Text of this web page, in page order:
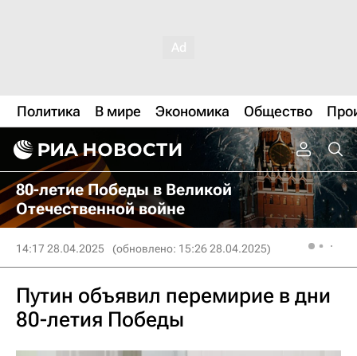
Политика В мире Экономика Общество
80-летие Победы в Великой
Отечественной войне
14:17 28.04.2025 (обновлено: 15:26 28.04.2025)
Путин объявил перемирие в дни
80-летия Победы